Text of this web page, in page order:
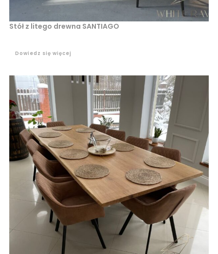
Stół z litego drewna SANTIAGO
Dowiedz się więcej